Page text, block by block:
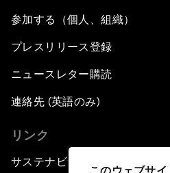
このウェブサ
参加する（個人、組織）
プレスリリース登録
ニュースレター購読
連絡先 (英語のみ)
リンク
サステナビリティへの取り組み